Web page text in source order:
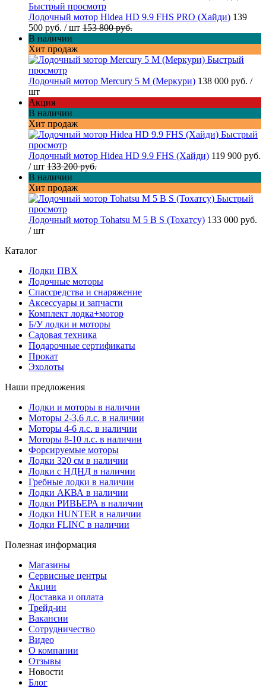
Быстрый просмотр
Лодочный мотор Hidea HD 9.9 FHS PRO (Хайди) 139
500 руб. / шт 153 800 руб.
В наличии
Хит продаж
Быстрый
просмотр
Лодочный мотор Mercury 5 M (Меркури) 138 000 руб. /
шт
Акция
В наличии
Хит продаж
Быстрый
просмотр
Лодочный мотор Hidea HD 9.9 FHS (Хайди) 119 900 руб.
/ шт 133 200 руб.
В наличии
Хит продаж
Быстрый
просмотр
Лодочный мотор Tohatsu M 5 B S (Тохатсу) 133 000 руб.
/ шт
Каталог
Лодки ПВХ
Лодочные моторы
Спассредства и снаряжение
Аксессуары и запчасти
Комплект лодка+мотор
Б/У лодки и моторы
Садовая техника
Подарочные сертификаты
Прокат
Эхолоты
Наши предложения
Лодки и моторы в наличии
Моторы 2-3,6 л.с. в наличии
Моторы 4-6 л.с. в наличии
Моторы 8-10 л.с. в наличии
Форсируемые моторы
Лодки 320 см в наличии
Лодки с НДНД в наличии
Гребные лодки в наличии
Лодки АКВА в наличии
Лодки РИВЬЕРА в наличии
Лодки HUNTER в наличии
Лодки FLINC в наличии
Полезная информация
Магазины
Сервисные центры
Акции
Доставка и оплата
Трейд-ин
Вакансии
Сотрудничество
Видео
О компании
Отзывы
Новости
Блог